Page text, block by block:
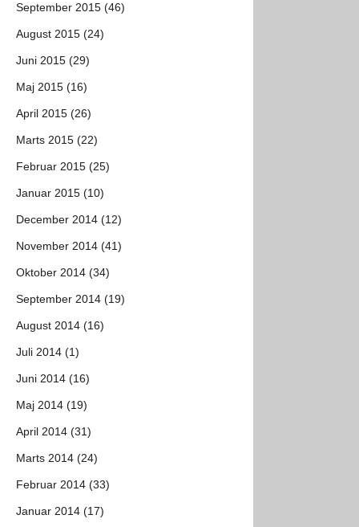
September 2015 (46)
August 2015 (24)
Juni 2015 (29)
Maj 2015 (16)
April 2015 (26)
Marts 2015 (22)
Februar 2015 (25)
Januar 2015 (10)
December 2014 (12)
November 2014 (41)
Oktober 2014 (34)
September 2014 (19)
August 2014 (16)
Juli 2014 (1)
Juni 2014 (16)
Maj 2014 (19)
April 2014 (31)
Marts 2014 (24)
Februar 2014 (33)
Januar 2014 (17)